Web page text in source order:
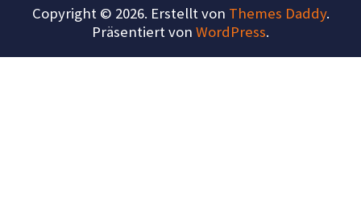
Copyright © 2026. Erstellt von Themes Daddy.
Präsentiert von WordPress.